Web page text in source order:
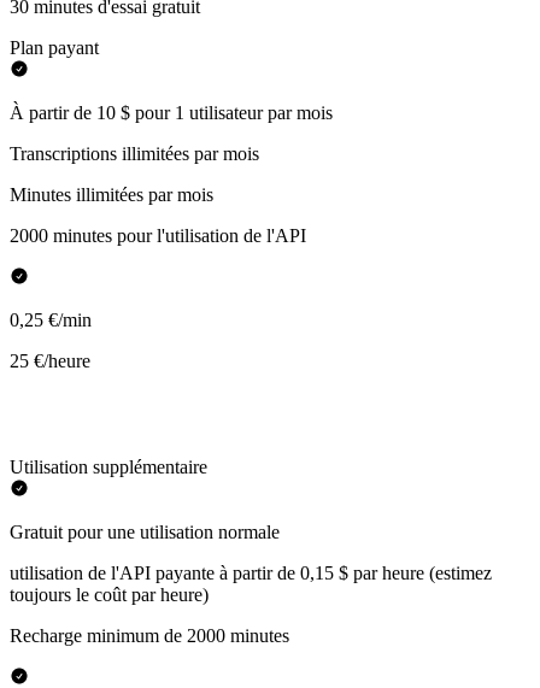
30 minutes d'essai gratuit
Plan payant
À partir de 10 $ pour 1 utilisateur par mois
Transcriptions illimitées par mois
Minutes illimitées par mois
2000 minutes pour l'utilisation de l'API
0,25 €/min
25 €/heure
Utilisation supplémentaire
Gratuit pour une utilisation normale
utilisation de l'API payante à partir de 0,15 $ par heure (estimez
toujours le coût par heure)
Recharge minimum de 2000 minutes